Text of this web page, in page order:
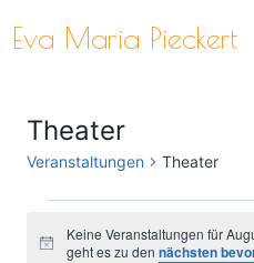
Inhalt
Eva Maria Pieckert
Theater
Veranstaltungen Theater
Hinweis
Keine Veranstaltungen für
geht es zu den nächsten